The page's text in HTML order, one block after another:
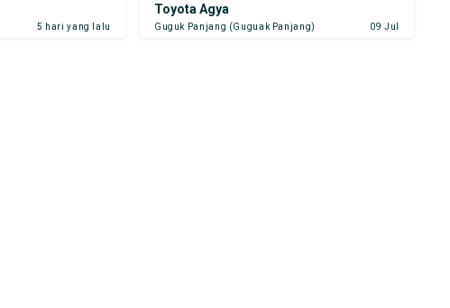
5 hari yang lalu
Toyota Agya
Guguk Panjang (Guguak Panjang) 09 Jul